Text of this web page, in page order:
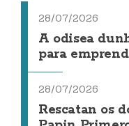
28/07/2026
A odisea
para
28/07/2026
Rescatan os